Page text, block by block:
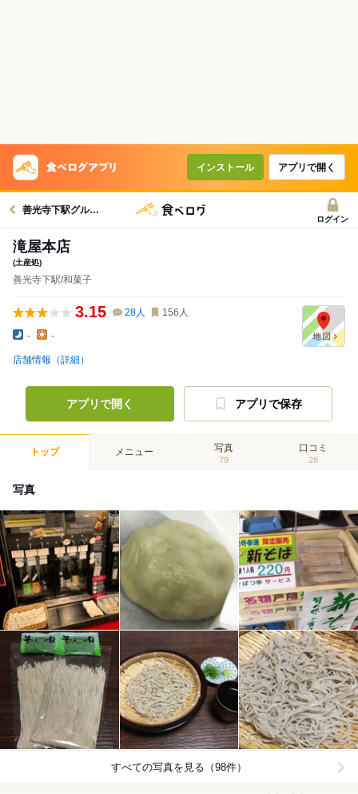
インストール アプリで開く
善光寺下駅グルメへ
ログイン
滝屋本店
(土産処)
善光寺下駅/和菓子
3.15 28人 156 人
- -
店舗情報（詳細）
アプリで開く アプリで保存
トップ メニュー 写真
79
口コミ
28
写真
すべての写真を見る（98件）